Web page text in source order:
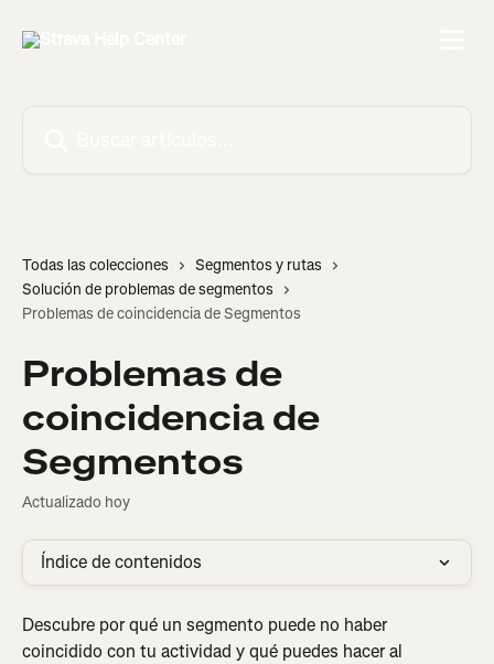
Todas las colecciones
Segmentos y rutas
Solución de problemas de segmentos
Problemas de coincidencia de Segmentos
Problemas de
coincidencia de
Segmentos
Actualizado hoy
Índice de contenidos
Descubre por qué un segmento puede no haber
coincidido con tu actividad y qué puedes hacer al